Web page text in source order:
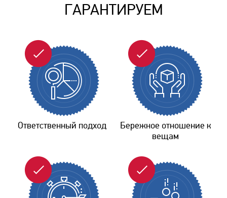
ГАРАНТИРУЕМ
Ответственный подход
Бережное отношение к
вещам